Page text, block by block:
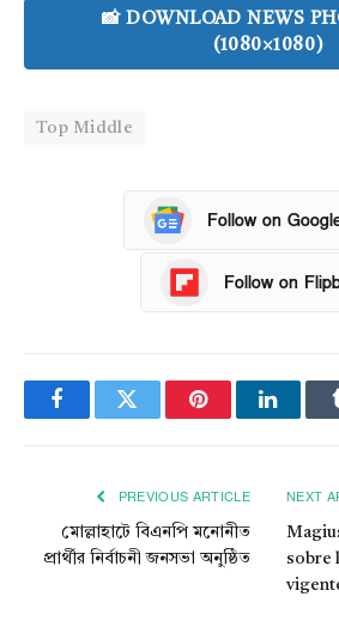
📸 DOWNLOAD NEWS
(1080×1080)
Top Middle
Follow on
Follow on
FacebookTwitter Pinterest
PREVIOUS ARTICLE
মোল্লাহাটে বিএনপি মনোনীত
প্রার্থীর নির্বাচনী জনসভা অনুষ্ঠিত
NEXT
sobre